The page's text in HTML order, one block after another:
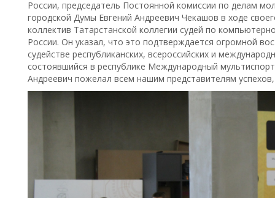
России, председатель Постоянной комиссии по делам
городской Думы Евгений Андреевич Чекашов в ходе
коллектив Татарстанской коллегии судей по
России. Он указал, что это подтверждается огромной
судействе республиканских, всероссийских и
состоявшийся в республике Международный
Андреевич пожелал всем нашим представителям